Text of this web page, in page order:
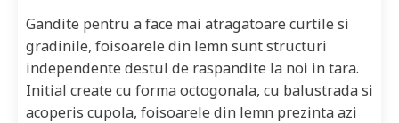
Gandite pentru a face mai atragatoare curtile si
gradinile, foisoarele din lemn sunt structuri
independente destul de raspandite la noi in tara.
Initial create cu forma octogonala, cu balustrada si
acoperis cupola, foisoarele din lemn prezinta azi